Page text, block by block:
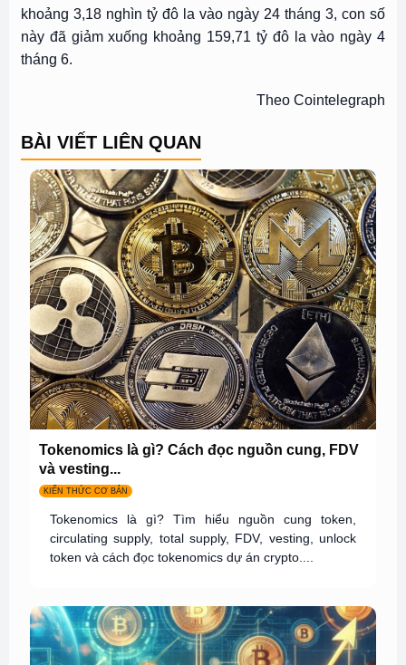
khoảng 3,18 nghìn tỷ đô la vào ngày 24 tháng 3, con số
này đã giảm xuống khoảng 159,71 tỷ đô la vào ngày 4
tháng 6.
Theo Cointelegraph
BÀI VIẾT LIÊN QUAN
Tokenomics là gì? Cách đọc nguồn cung, FDV
và vesting...
KIẾN THỨC CƠ BẢN
Tokenomics là gì? Tìm hiểu nguồn cung token,
circulating supply, total supply, FDV, vesting, unlock
token và cách đọc tokenomics dự án crypto....